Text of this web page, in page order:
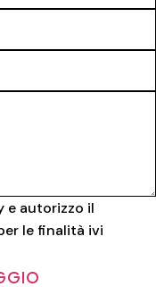
e autorizzo il
le finalità ivi